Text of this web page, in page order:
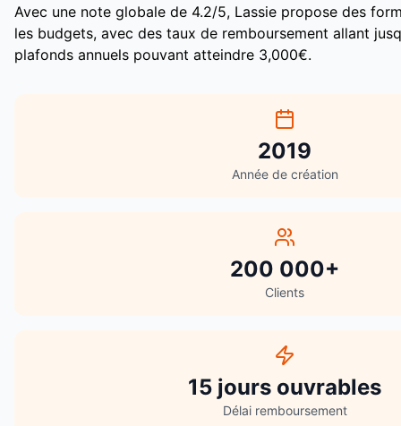
Avec une note globale de 4.2/5, Lassie propose des
les budgets, avec des taux de remboursement allant
plafonds annuels pouvant atteindre 3,000€.
2019
Année de création
200 000+
Clients
15 jours ouvrables
Délai remboursement